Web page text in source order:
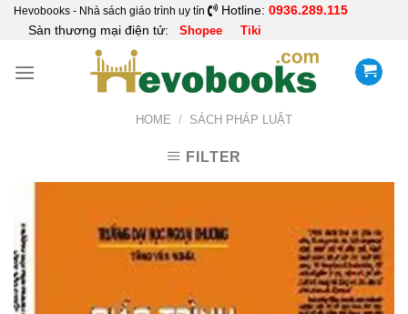
SkipHevobooks - Nhà sách giáo trình uy tín Hotline: 0936.289.115
Sàn thương mại điện tử: Shopee Tiki
HOME / SÁCH PHÁP LUẬT
FILTER